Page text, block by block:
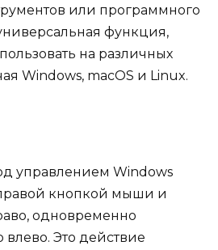
или программного
функция,
на различных
Windows, macOS и Linux.
управлением Windows
кнопкой мыши и
одновременно
Это действие